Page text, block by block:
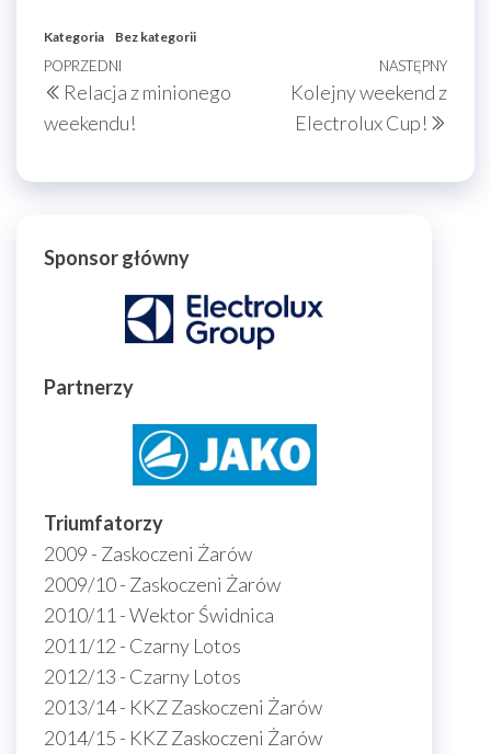
Kategoria Bez kategorii
Nawigacja
wpisu
Poprzedni
wpis
POPRZEDNI
Relacja z minionego
weekendu!
wpis
NASTĘPNY
Kolejny weekend z
Electrolux Cup!
Sponsor główny
Partnerzy
Triumfatorzy
2009 - Zaskoczeni Żarów
2009/10 - Zaskoczeni Żarów
2010/11 - Wektor Świdnica
2011/12 - Czarny Lotos
2012/13 - Czarny Lotos
2013/14 - KKZ Zaskoczeni Żarów
2014/15 - KKZ Zaskoczeni Żarów